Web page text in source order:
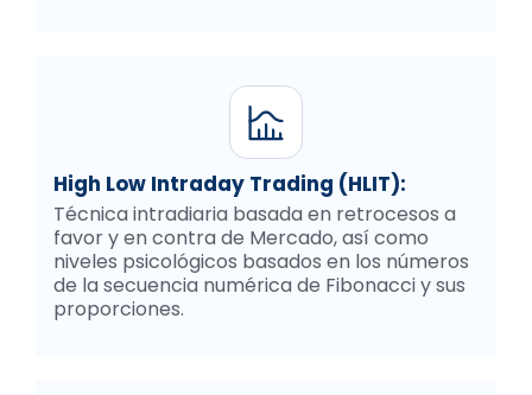
High Low Intraday Trading (HLIT):
Técnica intradiaria basada en retrocesos a
favor y en contra de Mercado, así como
niveles psicológicos basados en los números
de la secuencia numérica de Fibonacci y sus
proporciones.